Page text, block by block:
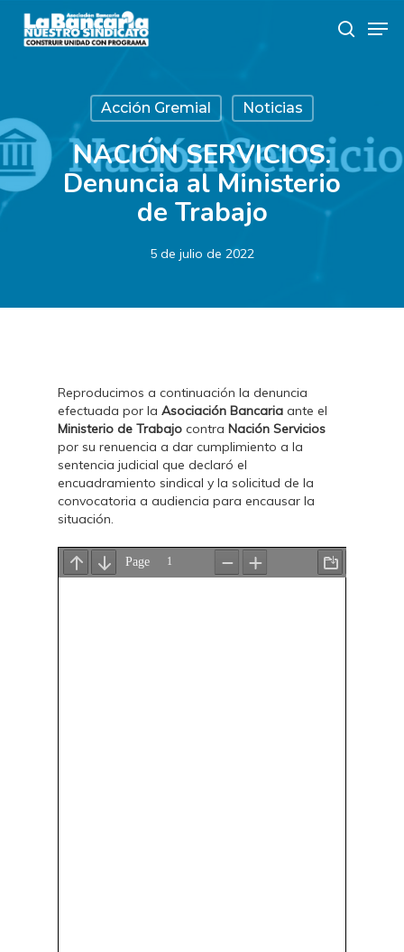
main
search
Acción Gremial Noticias
NACIÓN SERVICIOS.
Denuncia al Ministerio
de Trabajo
5 de julio de 2022
Reproducimos a continuación la denuncia
efectuada por la Asociación Bancaria ante el
Ministerio de Trabajo contra Nación Servicios
por su renuencia a dar cumplimiento a la
sentencia judicial que declaró el
encuadramiento sindical y la solicitud de la
convocatoria a audiencia para encausar la
situación.